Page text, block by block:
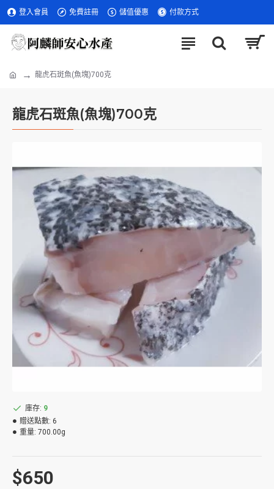
登入會員 免費註冊 儲值優惠 付款方式
龍虎石斑魚(魚塊)700克
龍虎石斑魚(魚塊)700克
$650
庫存: 9
贈送點數: 6
重量: 700.00g